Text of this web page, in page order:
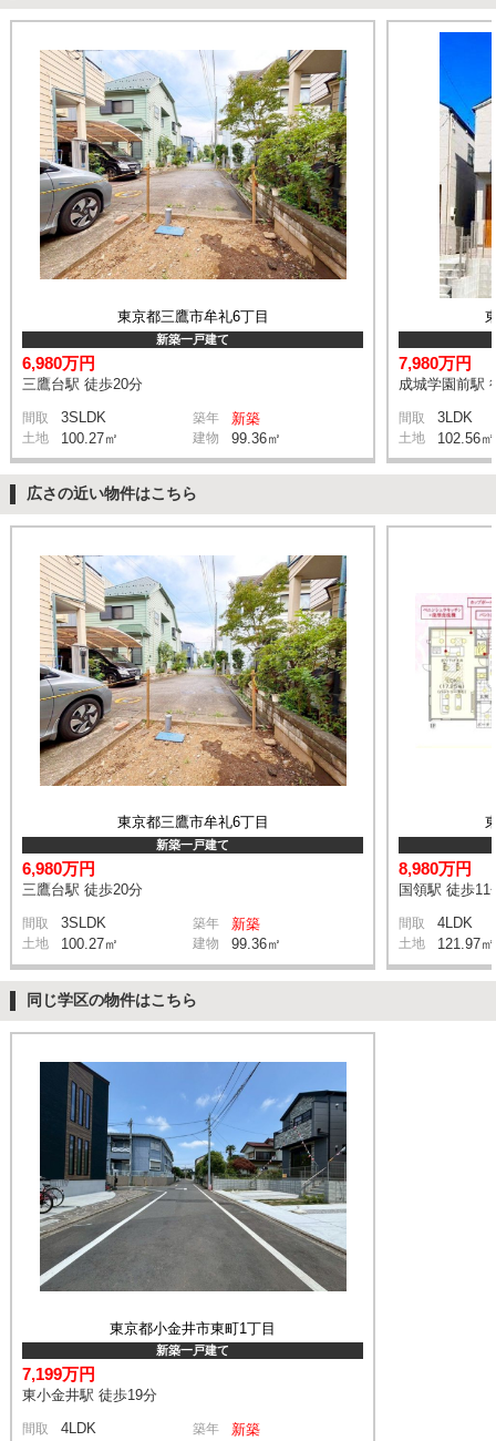
東京都三鷹市牟礼6丁目
新築一戸建て
6,980万円
三鷹台駅 徒歩20分
間取 3SLDK 築年 新築
土地 100.27㎡ 建物 99.36㎡
7,980万円
成城学園前駅
間取 3LDK
土地 102.56㎡
広さの近い物件はこちら
東京都三鷹市牟礼6丁目
新築一戸建て
6,980万円
三鷹台駅 徒歩20分
間取 3SLDK 築年 新築
土地 100.27㎡ 建物 99.36㎡
8,980万円
国領駅 徒歩11
間取 4LDK
土地 121.97㎡
同じ学区の物件はこちら
東京都小金井市東町1丁目
新築一戸建て
7,199万円
東小金井駅 徒歩19分
間取 4LDK 築年 新築